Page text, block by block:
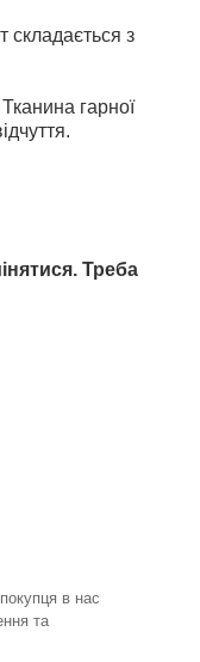
з
на відчуття.
Треба
в нас
та